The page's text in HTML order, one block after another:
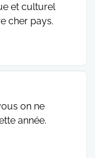
et culturel
cher pays.
on ne
année.